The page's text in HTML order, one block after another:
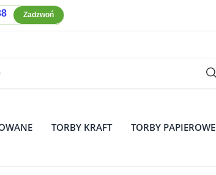
Zadzwoń
TORBY KRAFT TORBY PAPIEROWE